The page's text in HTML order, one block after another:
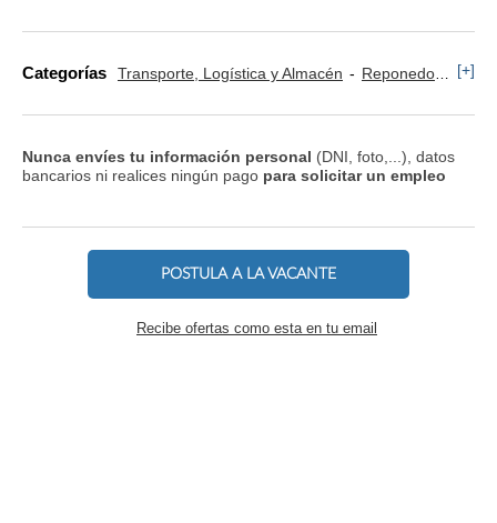
Categorías Transporte, Logística y Almacén Reponedor y Cajero [+]
Nunca envíes tu información personal (DNI, foto,...), datos
bancarios ni realices ningún pago para solicitar un empleo
POSTULA A LA VACANTE
Recibe ofertas como esta en tu email